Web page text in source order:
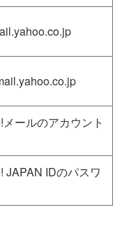
jp
jp
ールのアカウント
JAPAN IDのパスワ